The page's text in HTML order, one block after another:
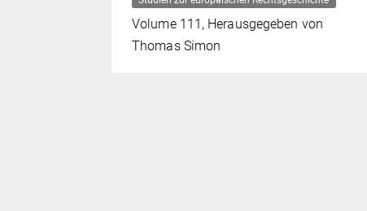
Volume 111, Herausgegeben von
Thomas Simon